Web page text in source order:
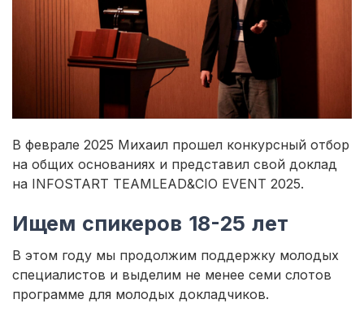
В феврале 2025 Михаил прошел конкурсный отбор
на общих основаниях и представил свой доклад
на INFOSTART TEAMLEAD&CIO EVENT 2025.
Ищем спикеров 18-25 лет
В этом году мы продолжим поддержку молодых
специалистов и выделим не менее семи слотов
программе для молодых докладчиков.